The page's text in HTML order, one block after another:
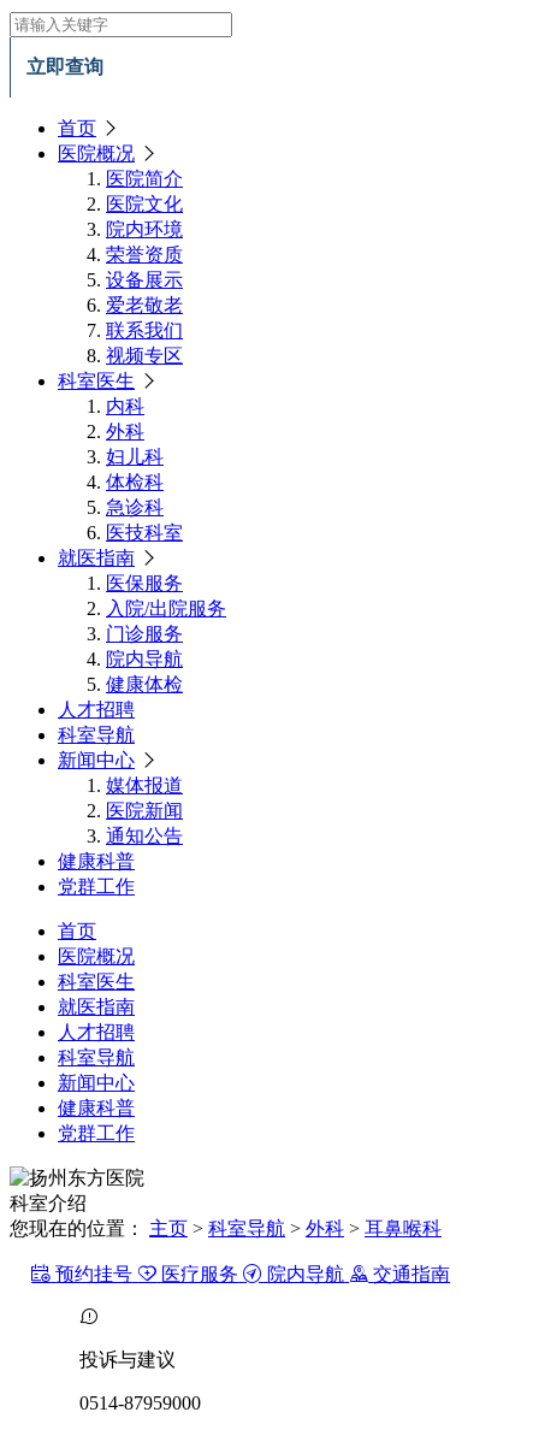
立即查询
首页
医院概况
医院简介
医院文化
院内环境
荣誉资质
设备展示
爱老敬老
联系我们
视频专区
科室医生
内科
外科
妇儿科
体检科
急诊科
医技科室
就医指南
医保服务
入院/出院服务
门诊服务
院内导航
健康体检
人才招聘
科室导航
新闻中心
媒体报道
医院新闻
通知公告
健康科普
党群工作
首页
医院概况
科室医生
就医指南
人才招聘
科室导航
新闻中心
健康科普
党群工作
科室介绍
您现在的位置：
主页 > 科室导航 > 外科 > 耳鼻喉科
预约挂号 医疗服务 院内导航 交通指南
投诉与建议
0514-87959000